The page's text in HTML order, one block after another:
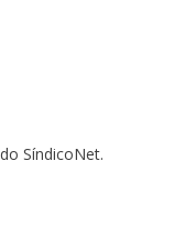
do SíndicoNet.